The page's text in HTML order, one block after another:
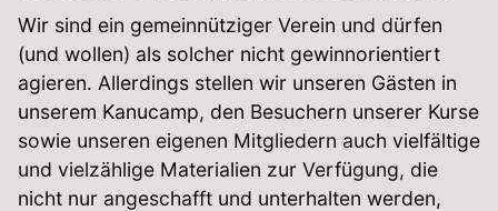
Wir sind ein gemeinnütziger Verein und dürfen
(und wollen) als solcher nicht gewinnorientiert
agieren. Allerdings stellen wir unseren Gästen in
unserem Kanucamp, den Besuchern unserer Kurse
sowie unseren eigenen Mitgliedern auch vielfältige
und vielzählige Materialien zur Verfügung, die
nicht nur angeschafft und unterhalten werden,